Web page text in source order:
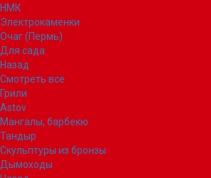
НМК
Электрокаменки
Очаг (Пермь)
Для сада
Назад
Смотреть все
Грили
Astov
Мангалы, барбекю
Тандыр
Скульптуры из бронзы
Дымоходы